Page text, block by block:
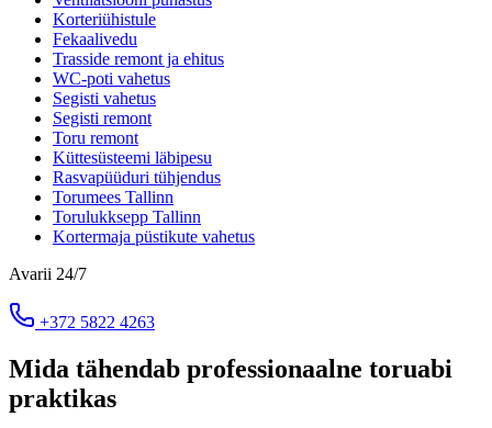
Korteriühistule
Fekaalivedu
Trasside remont ja ehitus
WC-poti vahetus
Segisti vahetus
Segisti remont
Toru remont
Küttesüsteemi läbipesu
Rasvapüüduri tühjendus
Torumees Tallinn
Torulukksepp Tallinn
Kortermaja püstikute vahetus
Avarii 24/7
+372 5822 4263
Mida tähendab professionaalne toruabi
praktikas